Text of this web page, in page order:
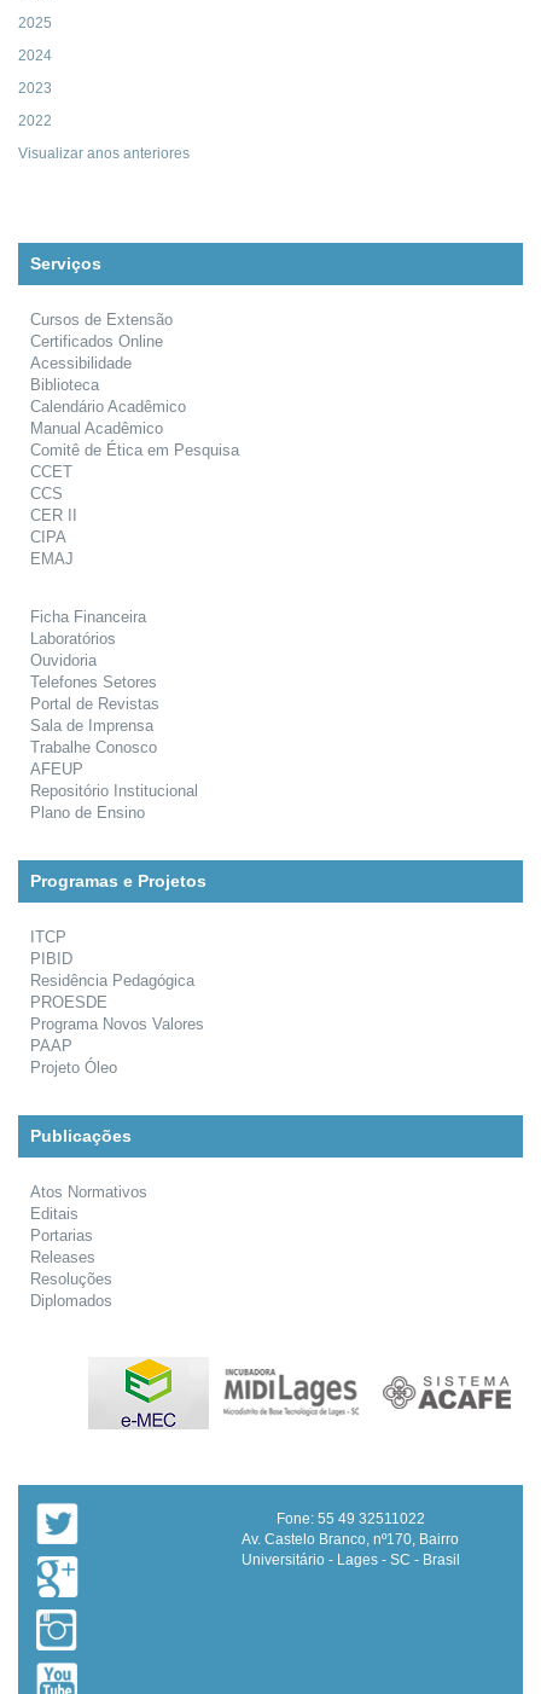
2025
2024
2023
2022
Visualizar anos anteriores
Serviços
Cursos de Extensão
Certificados Online
Acessibilidade
Biblioteca
Calendário Acadêmico
Manual Acadêmico
Comitê de Ética em Pesquisa
CCET
CCS
CER II
CIPA
EMAJ
Ficha Financeira
Laboratórios
Ouvidoria
Telefones Setores
Portal de Revistas
Sala de Imprensa
Trabalhe Conosco
AFEUP
Repositório Institucional
Plano de Ensino
Programas e Projetos
ITCP
PIBID
Residência Pedagógica
PROESDE
Programa Novos Valores
PAAP
Projeto Óleo
Publicações
Atos Normativos
Editais
Portarias
Releases
Resoluções
Diplomados
Fone: 55 49 32511022
Av. Castelo Branco, nº170, Bairro
Universitário - Lages - SC - Brasil